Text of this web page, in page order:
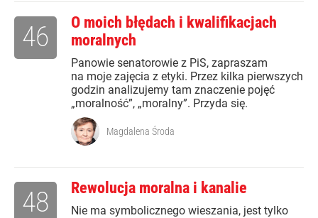
O moich błędach i kwalifikacjach
moralnych
Panowie senatorowie z PiS, zapraszam
na moje zajęcia z etyki. Przez kilka pierwszych
godzin analizujemy tam znaczenie pojęć
„moralność”, „moralny”. Przyda się.
46
Magdalena Środa
Rewolucja moralna i kanalie
Nie ma symbolicznego wieszania, jest tylko
48